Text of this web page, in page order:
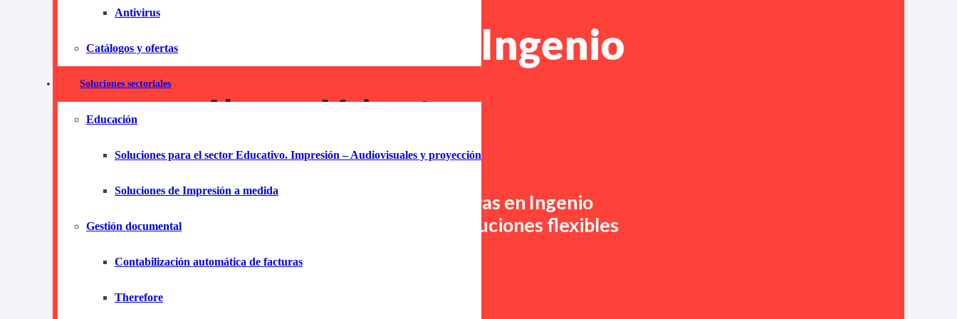
Antivirus
Catálogos y ofertas
Soluciones sectoriales
Educación
Soluciones para el sector Educativo. Impresión – Audiovisuales y proyección
Soluciones de Impresión a medida
Gestión documental
Contabilización automática de facturas
Therefore
impresoras en Ingenio
Ahorra y Mejora tu
Productividad
Descubre cómo el renting de impresoras en Ingenio
puede transformar tu negocio, con soluciones flexibles